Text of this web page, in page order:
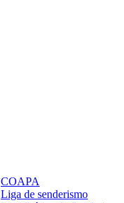
COAPA
Liga de senderismo